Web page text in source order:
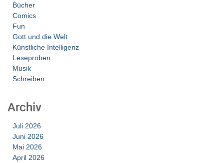
Bücher
Comics
Fun
Gott und die Welt
Künstliche Intelligenz
Leseproben
Musik
Schreiben
Archiv
Juli 2026
Juni 2026
Mai 2026
April 2026